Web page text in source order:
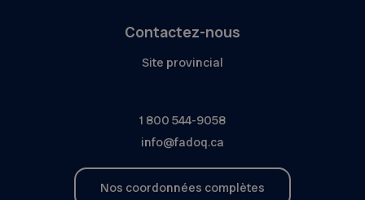
Contactez-nous
Site provincial
1 800 544-9058
info@fadoq.ca
Nos coordonnées complètes